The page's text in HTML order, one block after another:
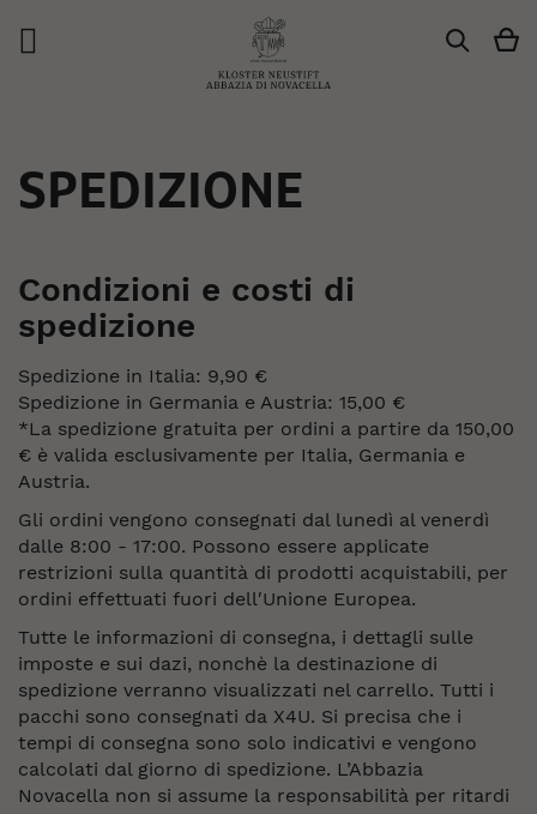
Search
SPEDIZIONE
Condizioni e costi di
spedizione
Spedizione in Italia: 9,90 €
Spedizione in Germania e Austria: 15,00 €
*La spedizione gratuita per ordini a partire da 150,00
€ è valida esclusivamente per Italia, Germania e
Austria.
Gli ordini vengono consegnati dal lunedì al venerdì
dalle 8:00 - 17:00. Possono essere applicate
restrizioni sulla quantità di prodotti acquistabili, per
ordini effettuati fuori dell′Unione Europea.
Tutte le informazioni di consegna, i dettagli sulle
imposte e sui dazi, nonchè la destinazione di
spedizione verranno visualizzati nel carrello. Tutti i
pacchi sono consegnati da X4U. Si precisa che i
tempi di consegna sono solo indicativi e vengono
calcolati dal giorno di spedizione. L’Abbazia
Novacella non si assume la responsabilità per ritardi